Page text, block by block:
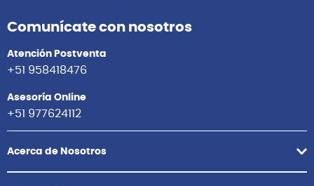
Comunícate con nosotros
Atención Postventa
+51 958418476
Asesoría Online
+51 977624112
Acerca de Nosotros